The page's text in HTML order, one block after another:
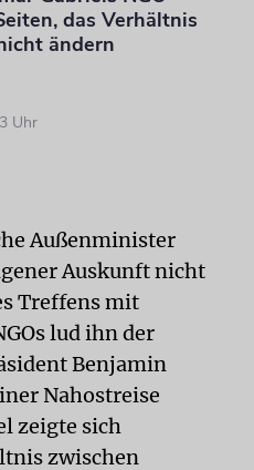
das Verhältnis
ändern
Uhr
Außenminister
Auskunft nicht
Treffens mit
lud ihn der
Benjamin
Nahostreise
zeigte sich
zwischen